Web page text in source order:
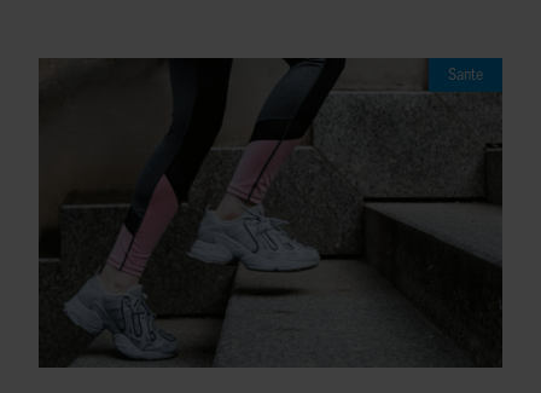
Sante